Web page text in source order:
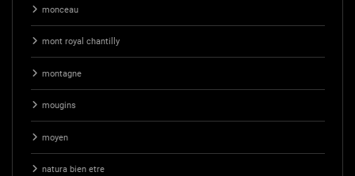
monceau
mont royal chantilly
montagne
mougins
moyen
natura bien etre